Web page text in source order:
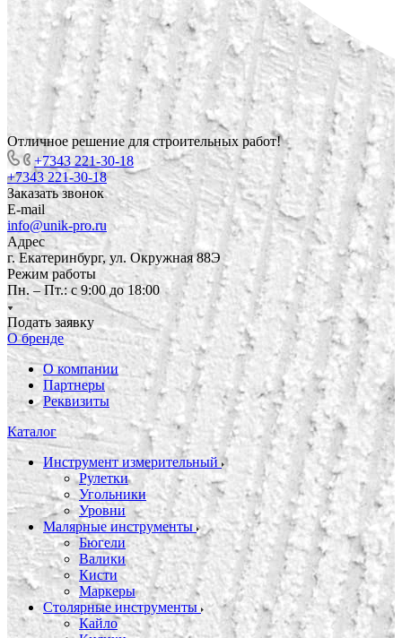
Отличное решение для строительных работ!
+7343 221-30-18
+7343 221-30-18
Заказать звонок
E-mail
info@unik-pro.ru
Адрес
г. Екатеринбург, ул. Окружная 88Э
Режим работы
Пн. – Пт.: с 9:00 до 18:00
Подать заявку
О бренде
О компании
Партнеры
Реквизиты
Каталог
Инструмент измерительный
Рулетки
Угольники
Уровни
Малярные инструменты
Бюгели
Валики
Кисти
Маркеры
Столярные инструменты
Кайло